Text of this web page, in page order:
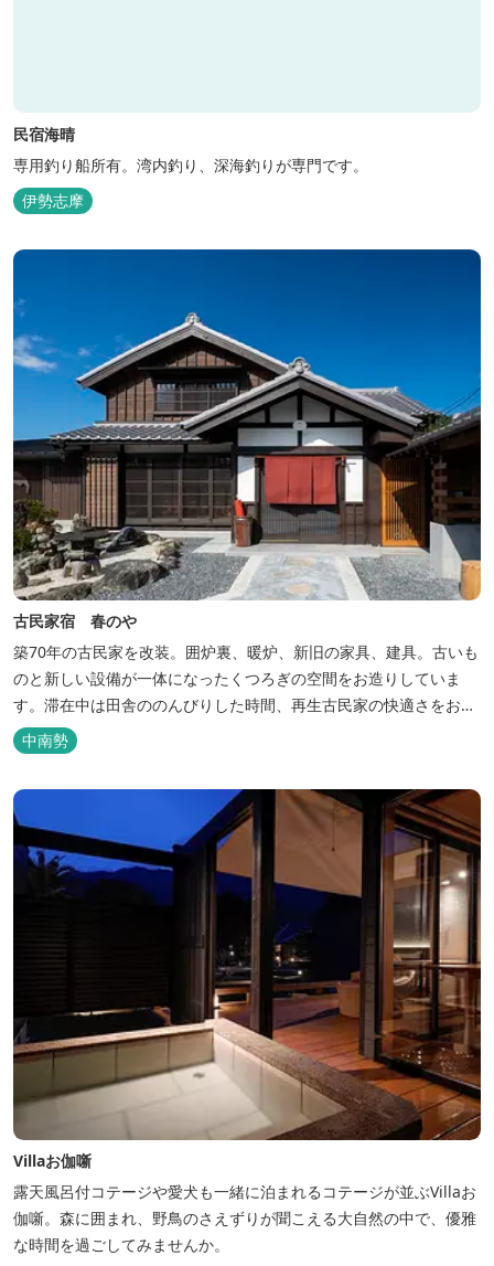
民宿海晴
専用釣り船所有。湾内釣り、深海釣りが専門です。
伊勢志摩
古民家宿 春のや
築70年の古民家を改装。囲炉裏、暖炉、新旧の家具、建具。古いも
のと新しい設備が一体になったくつろぎの空間をお造りしていま
す。滞在中は田舎ののんびりした時間、再生古民家の快適さをお楽
しみください。 【時間】 《 チェックイン 》 15：00～20：00の間
にお願いいたします。 《 チェックアウト 》 10：00まで 【御利用
中南勢
Villaお伽噺
露天風呂付コテージや愛犬も一緒に泊まれるコテージが並ぶVillaお
伽噺。森に囲まれ、野鳥のさえずりが聞こえる大自然の中で、優雅
な時間を過ごしてみませんか。